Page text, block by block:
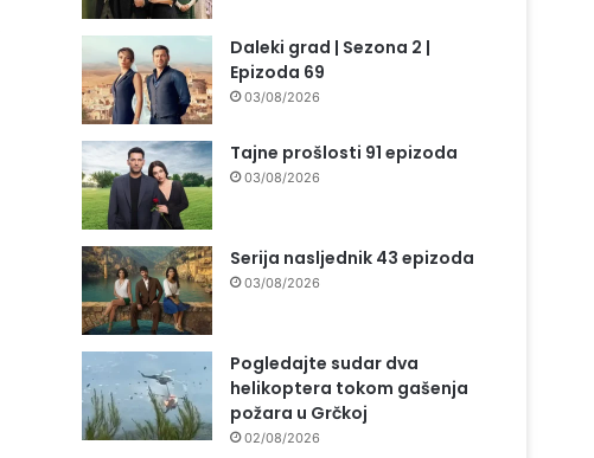
Daleki grad | Sezona 2 |
Epizoda 69
03/08/2026
Tajne prošlosti 91 epizoda
03/08/2026
Serija nasljednik 43 epizoda
03/08/2026
Pogledajte sudar dva
helikoptera tokom gašenja
požara u Grčkoj
02/08/2026